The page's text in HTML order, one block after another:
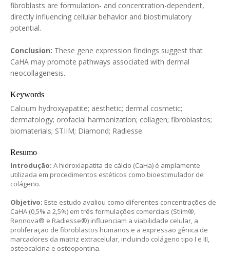
fibroblasts are formulation- and concentration-dependent,
directly influencing cellular behavior and biostimulatory
potential.
Conclusion: These gene expression findings suggest that
CaHA may promote pathways associated with dermal
neocollagenesis.
Keywords
Calcium hydroxyapatite; aesthetic; dermal cosmetic;
dermatology; orofacial harmonization; collagen; fibroblastos;
biomaterials; STIIM; Diamond; Radiesse
Resumo
Introdução: A hidroxiapatita de cálcio (CaHa) é amplamente
utilizada em procedimentos estéticos como bioestimulador de
colágeno.
Objetivo: Este estudo avaliou como diferentes concentrações de
CaHA (0,5% a 2,5%) em três formulações comerciais (Stiim®,
Rennova® e Radiesse®) influenciam a viabilidade celular, a
proliferação de fibroblastos humanos e a expressão gênica de
marcadores da matriz extracelular, incluindo colágeno tipo I e III,
osteocalcina e osteopontina.